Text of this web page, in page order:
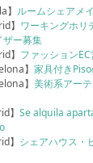
】 ルームシェアメ
】 ワーキングホリ
ザー募集
】 ファッション
】家具付き
】美術系アー
】Se alquila
】 シェアハウス・